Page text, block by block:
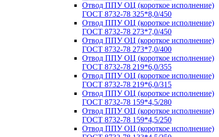
Отвод ППУ ОЦ (короткое исполнение)
ГОСТ 8732-78 325*8,0/450
Отвод ППУ ОЦ (короткое исполнение)
ГОСТ 8732-78 273*7,0/450
Отвод ППУ ОЦ (короткое исполнение)
ГОСТ 8732-78 273*7,0/400
Отвод ППУ ОЦ (короткое исполнение)
ГОСТ 8732-78 219*6,0/355
Отвод ППУ ОЦ (короткое исполнение)
ГОСТ 8732-78 219*6,0/315
Отвод ППУ ОЦ (короткое исполнение)
ГОСТ 8732-78 159*4,5/280
Отвод ППУ ОЦ (короткое исполнение)
ГОСТ 8732-78 159*4,5/250
Отвод ППУ ОЦ (короткое исполнение)